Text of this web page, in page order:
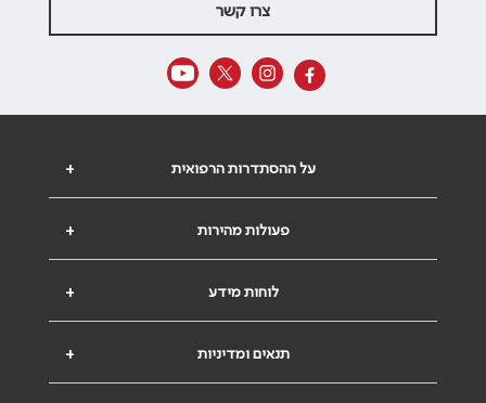
צרו קשר
+ על ההסתדרות הרפואית
+ פעולות מהירות
+ לוחות מידע
+ תנאים ומדיניות